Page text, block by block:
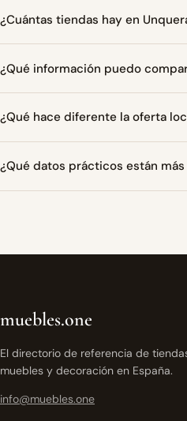
¿Cuántas tiendas hay en
¿Qué información puedo
¿Qué hace diferente la oferta
¿Qué datos prácticos están
muebles.one
El directorio de referencia de
muebles y decoración en España.
info@muebles.one